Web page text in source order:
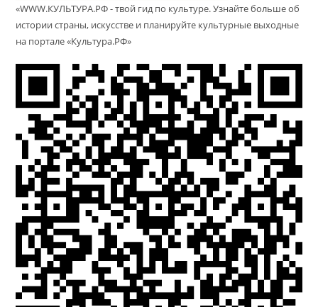
«WWW.КУЛЬТУРА.РФ - твой гид по культуре. Узнайте больше об
истории страны, искусстве и планируйте культурные выходные
на портале «Культура.РФ»